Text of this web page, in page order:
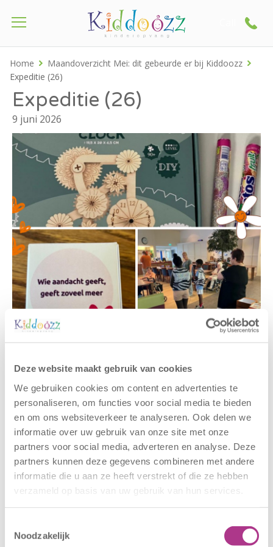
Deze website maakt gebruik van cookies
We gebruiken cookies om content en advertenties te
personaliseren, om functies voor social media te bieden
en om ons websiteverkeer te analyseren. Ook delen we
informatie over uw gebruik van onze site met onze
partners voor social media, adverteren en analyse. Deze
partners kunnen deze gegevens combineren met andere
informatie die u aan ze heeft verstrekt of die ze hebben
verzameld op basis van uw gebruik van hun services.
Noodzakelijk
Home
Maandoverzicht Mei: dit gebeurde er bij Kiddoozz
Expeditie (26)
Expeditie (26)
9 juni 2026
Gerelateerde berichten
Nieuwe locatie
Oldegaarde
Sluiting
CODE ROOD